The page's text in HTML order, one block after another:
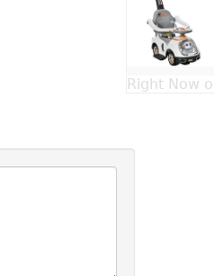
Right Now